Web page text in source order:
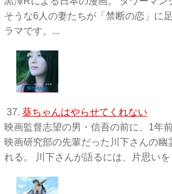
そうな6人の妻たちが「禁断の恋」に
ラマです。...
37. 葵ちゃんはやらせてくれない
映画監督志望の男・信吾の前に、1年
映画研究部の先輩だった川下さんの幽
れる。 川下さんが語るには、片思いを